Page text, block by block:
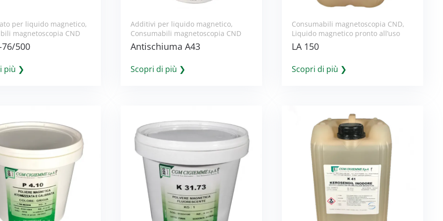
per liquido magnetico,
magnetoscopia CND
76/500
più ❯
Additivi per liquido magnetico,
Consumabili magnetoscopia CND
Antischiuma A43
Scopri di più ❯
Consumabili magnetoscopia CND,
Liquido magnetico pronto all’uso
LA 150
Scopri di più ❯